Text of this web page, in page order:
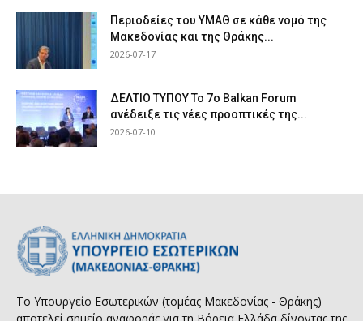
Περιοδείες του ΥΜΑΘ σε κάθε νομό της
Μακεδονίας και της Θράκης...
2026-07-17
ΔΕΛΤΙΟ ΤΥΠΟΥ Το 7ο Balkan Forum
ανέδειξε τις νέες προοπτικές της...
2026-07-10
Το Υπουργείο Εσωτερικών (τομέας Μακεδονίας - Θράκης)